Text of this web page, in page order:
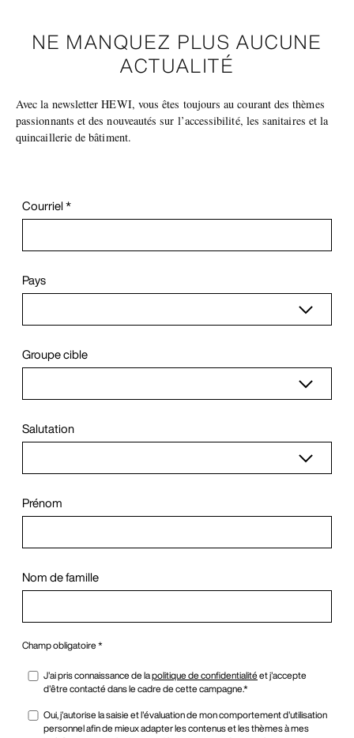
NE MANQUEZ PLUS AUCUNE
ACTUALITÉ
Avec la newsletter HEWI, vous êtes toujours au courant des thèmes
passionnants et des nouveautés sur l’accessibilité, les sanitaires et la
quincaillerie de bâtiment.